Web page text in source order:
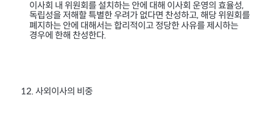
이사회 내 위원회를 설치하는 안에 대해 이사회 운영의 효율성,
독립성을 저해할 특별한 우려가 없다면 찬성하고, 해당 위원회를
폐지하는 안에 대해서는 합리적이고 정당한 사유를 제시하는
경우에 한해 찬성한다.
12.사외이사의 비중